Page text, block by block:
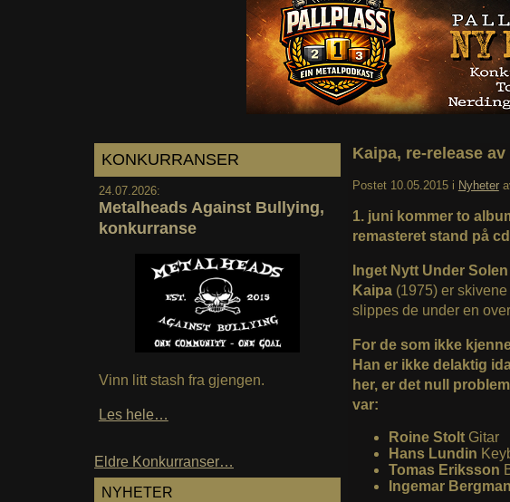
KONKURRANSER
24.07.2026:
Metalheads Against Bullying,
konkurranse
Vinn litt stash fra gjengen.
Les hele…
Eldre Konkurranser…
NYHETER
Kaipa, re-release
Postet 10.05.2015 i Nyheter
1. juni kommer to
remasteret stand på
Inget Nytt Under Solen
Kaipa(1975) er skivene
slippes de under en
For de som ikke
Han er ikke delaktig
her, er det null
var:
Roine Stolt Gitar
Hans Lundin
Tomas Eriksson
Ingemar Bergman